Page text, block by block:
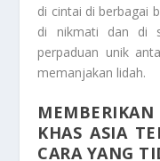
di cintai di berbagai
di nikmati dan di
perpaduan unik
memanjakan lidah.
KHAS ASIA
CARA YANG